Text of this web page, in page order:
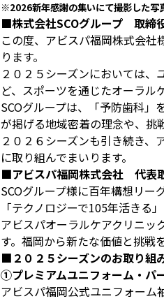
※2026新年感謝の集いにて撮影した写
■株式会社SCOグループ 取締
この度、アビスパ福岡株式会
ります。
２０２５シーズンにおいては
ど、スポーツを通じたオーラル
SCOグループは、「予防歯科
が掲げる地域密着の理念や、挑
２０２６シーズンも引き続き
に取り組んでまいります。
■アビスパ福岡株式会社 代表
SCOグループ様に百年構想リー
「テクノロジーで105年活きる
アビスパオーラルケアクリニッ
す。福岡から新たな価値と挑戦
■２０２５シーズンのお取り組
①プレミアムユニフォーム・パ
アビスパ福岡公式ユニフォー